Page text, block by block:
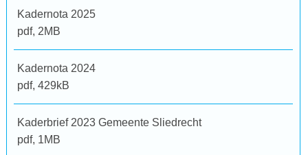
Kadernota 2025
pdf, 2MB
Kadernota 2024
pdf, 429kB
Kaderbrief 2023 Gemeente Sliedrecht
pdf, 1MB